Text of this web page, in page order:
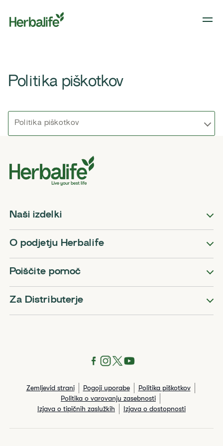
Politika piškotkov
Politika piškotkov
Naši izdelki
O podjetju Herbalife
Poiščite pomoč
Za Distributerje
Zemljevid strani Pogoji uporabe
Politika piškotkov
Politika o varovanju zasebnosti
Izjava o tipičnih zaslužkih
Izjava o dostopnosti